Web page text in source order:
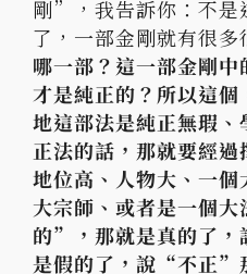
剛”，我告訴你： 不是
了，一部金剛就有很多
哪一部？這一部金剛中
才是純正的？ 所以這個
地這部法是純正無瑕、
正法的話，那就要經過
地位高、人物大、一個
大宗師、或者是一個
的”， 那就是真的了
是假的了，說“不正”